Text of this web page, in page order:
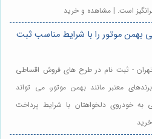
است. | مشاهده و خرید
بهمن موتور را با شرایط مناسب ثبت
- ثبت نام در طرح های فروش اقساطی
معتبر مانند بهمن موتور، می تواند
به خودروی دلخواهتان با شرایط پرداخت